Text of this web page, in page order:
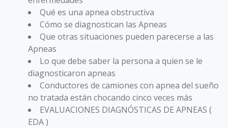
Qué es una apnea obstructiva
Cómo se diagnostican las Apneas
Que otras situaciones pueden parecerse a las
Apneas
Lo que debe saber la persona a quien se le
diagnosticaron apneas
Conductores de camiones con apnea del sueño
no tratada están chocando cinco veces más
EVALUACIONES DIAGNÓSTICAS DE APNEAS (
EDA )